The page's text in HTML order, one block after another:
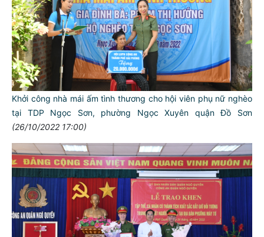
Khởi công nhà mái ấm tình thương cho hội viên phụ nữ nghèo
tại TDP Ngọc Sơn, phường Ngọc Xuyên quận Đồ Sơn
(26/10/2022 17:00)